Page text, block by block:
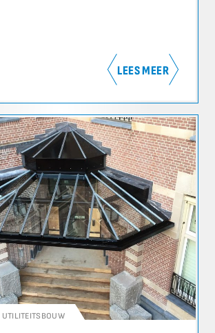
LEES MEER
UTILITEITSBOUW